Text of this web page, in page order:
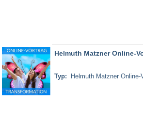
Helmuth Matzner Online-
Typ: Helmuth Matzner Online-